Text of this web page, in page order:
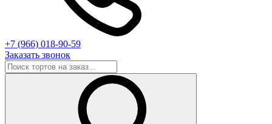
+7 (966) 018-90-59
Заказать звонок